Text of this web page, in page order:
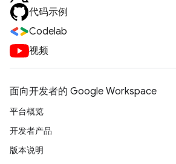
代码示例
Codelab
视频
面向开发者的 Google Workspace
平台概览
开发者产品
版本说明